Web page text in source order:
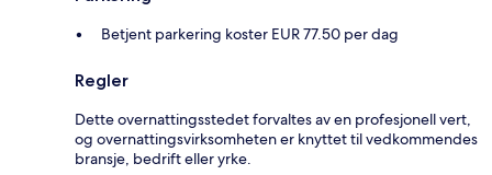
Betjent parkering koster EUR 77.50 per dag
Regler
Dette overnattingsstedet forvaltes av en profesjonell vert,
og overnattingsvirksomheten er knyttet til vedkommendes
bransje, bedrift eller yrke.